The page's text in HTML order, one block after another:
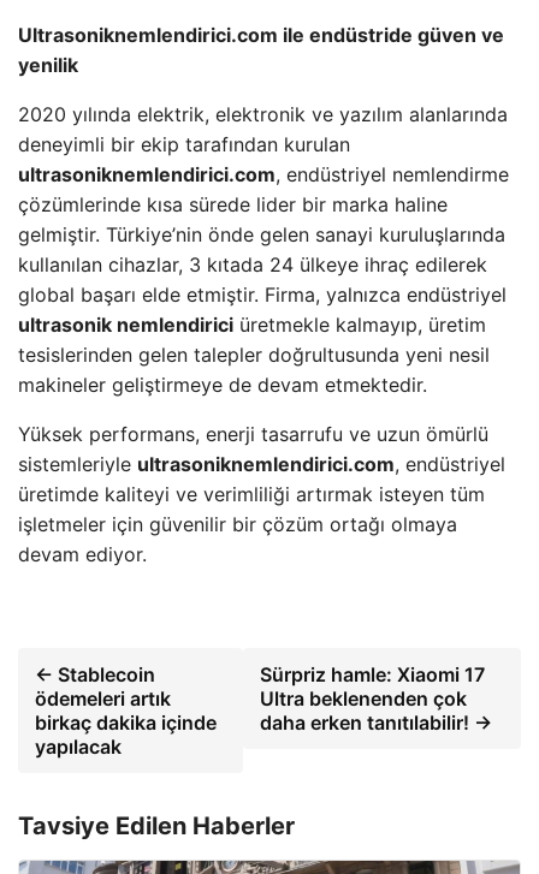
Ultrasoniknemlendirici.com ile endüstride güven ve
yenilik
2020 yılında elektrik, elektronik ve yazılım alanlarında
deneyimli bir ekip tarafından kurulan
ultrasoniknemlendirici.com, endüstriyel nemlendirme
çözümlerinde kısa sürede lider bir marka haline
gelmiştir. Türkiye’nin önde gelen sanayi kuruluşlarında
kullanılan cihazlar, 3 kıtada 24 ülkeye ihraç edilerek
global başarı elde etmiştir. Firma, yalnızca endüstriyel
ultrasonik nemlendirici üretmekle kalmayıp, üretim
tesislerinden gelen talepler doğrultusunda yeni nesil
makineler geliştirmeye de devam etmektedir.
Yüksek performans, enerji tasarrufu ve uzun ömürlü
sistemleriyle ultrasoniknemlendirici.com, endüstriyel
üretimde kaliteyi ve verimliliği artırmak isteyen tüm
işletmeler için güvenilir bir çözüm ortağı olmaya
devam ediyor.
← Stablecoin
ödemeleri artık
birkaç dakika içinde
yapılacak
Sürpriz hamle: Xiaomi 17
Ultra beklenenden çok
daha erken tanıtılabilir! →
Tavsiye Edilen Haberler